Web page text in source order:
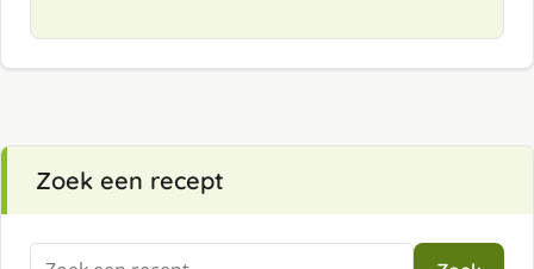
Zoek een recept
Zoeken